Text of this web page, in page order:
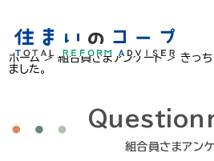
ホーム>組合員さまアンケート> きっ
ました。
組合員さまアン